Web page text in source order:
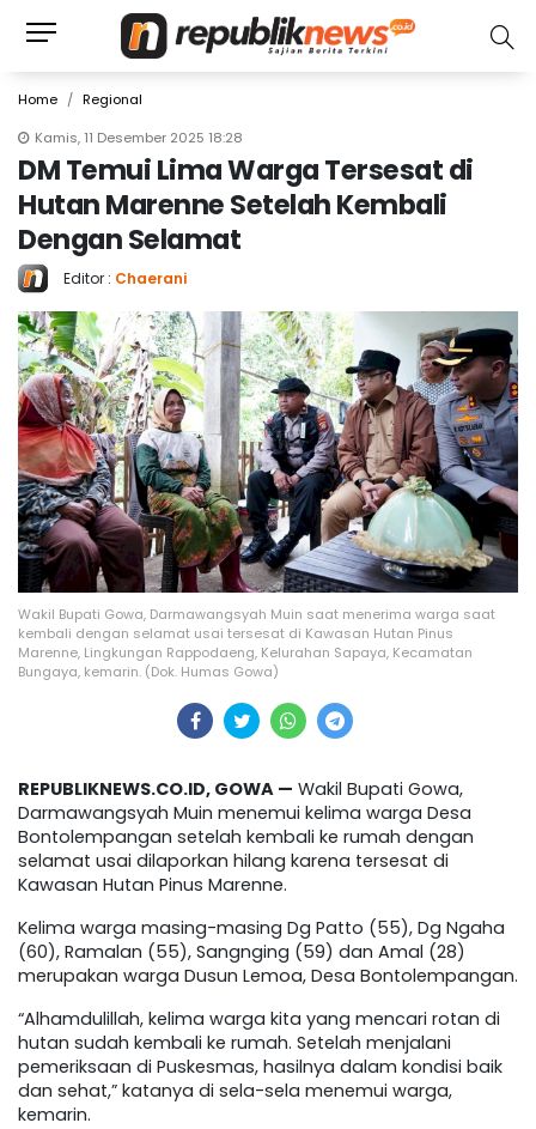
Home
Regional
Kamis, 11 Desember 2025 18:28
DM Temui Lima Warga Tersesat di
Hutan Marenne Setelah Kembali
Dengan Selamat
Editor : Chaerani
Wakil Bupati Gowa, Darmawangsyah Muin saat menerima warga saat
kembali dengan selamat usai tersesat di Kawasan Hutan Pinus
Marenne, Lingkungan Rappodaeng, Kelurahan Sapaya, Kecamatan
Bungaya, kemarin. (Dok. Humas Gowa)
REPUBLIKNEWS.CO.ID, GOWA — Wakil Bupati Gowa,
Darmawangsyah Muin menemui kelima warga Desa
Bontolempangan setelah kembali ke rumah dengan
selamat usai dilaporkan hilang karena tersesat di
Kawasan Hutan Pinus Marenne.
Kelima warga masing-masing Dg Patto (55), Dg Ngaha
(60), Ramalan (55), Sangnging (59) dan Amal (28)
merupakan warga Dusun Lemoa, Desa Bontolempangan.
“Alhamdulillah, kelima warga kita yang mencari rotan di
hutan sudah kembali ke rumah. Setelah menjalani
pemeriksaan di Puskesmas, hasilnya dalam kondisi baik
dan sehat,” katanya di sela-sela menemui warga,
kemarin.